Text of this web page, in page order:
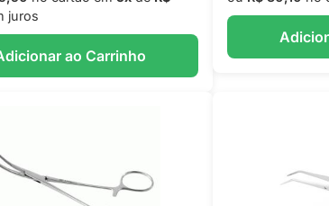
juros
ao Carrinho